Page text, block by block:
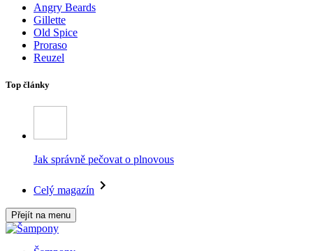
Angry Beards
Gillette
Old Spice
Proraso
Reuzel
Top články
Jak správně pečovat o plnovous
Celý magazín
Přejít na menu